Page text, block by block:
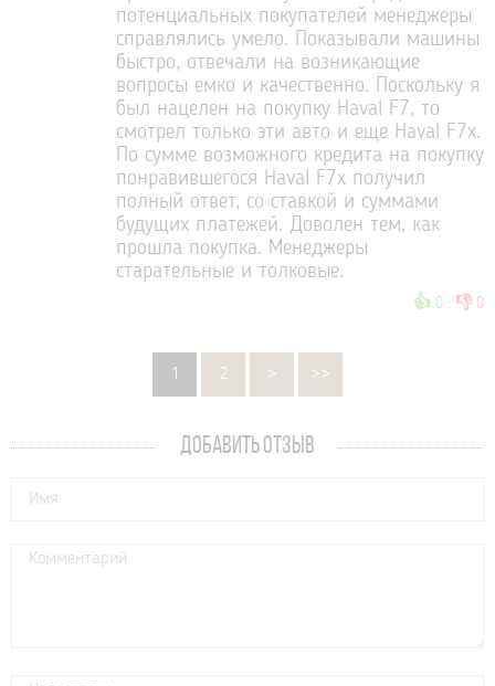
потенциальных покупателей менеджеры
справлялись умело. Показывали машины
быстро, отвечали на возникающие
вопросы емко и качественно. Поскольку я
был нацелен на покупку Haval F7, то
смотрел только эти авто и еще Haval F7x.
По сумме возможного кредита на покупку
понравившегося Haval F7x получил
полный ответ, со ставкой и суммами
будущих платежей. Доволен тем, как
прошла покупка. Менеджеры
старательные и толковые.
👍 0 : 👎 0
1 2 > >>
ДОБАВИТЬ ОТЗЫВ